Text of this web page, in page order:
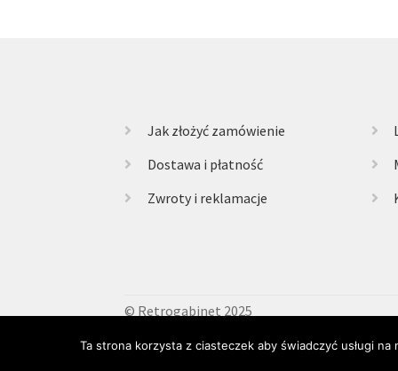
Jak złożyć zamówienie
Dostawa i płatność
Zwroty i reklamacje
© Retrogabinet 2025
Ta strona korzysta z ciasteczek aby świadczyć usługi